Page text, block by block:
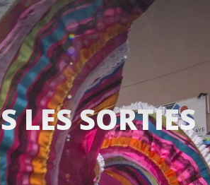
LES SORTIES